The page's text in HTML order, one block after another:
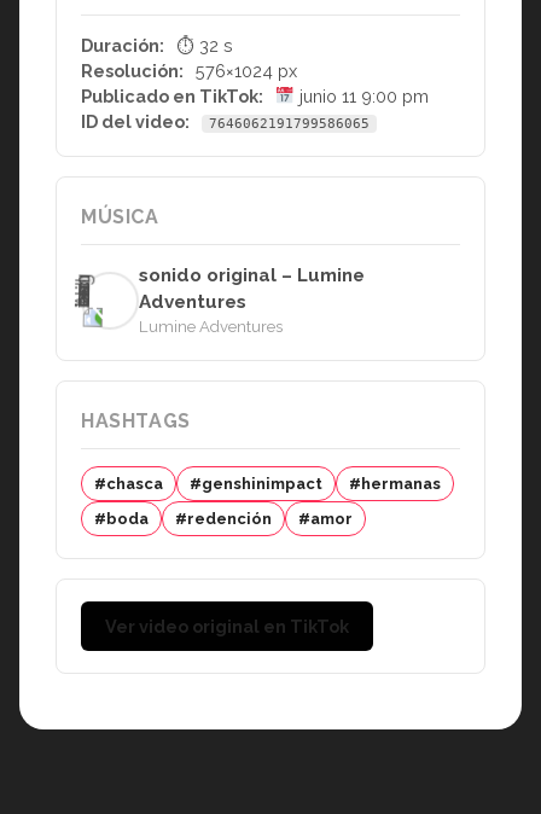
Duración:
⏱ 32 s
Resolución:
576×1024 px
Publicado en TikTok:
junio 11 9:00 pm
ID del video:
7646062191799586065
MÚSICA
sonido original – Lumine
Adventures
Lumine Adventures
HASHTAGS
#chasca #genshinimpact
#hermanas
#boda
#redención #amor
Ver video original en TikTok